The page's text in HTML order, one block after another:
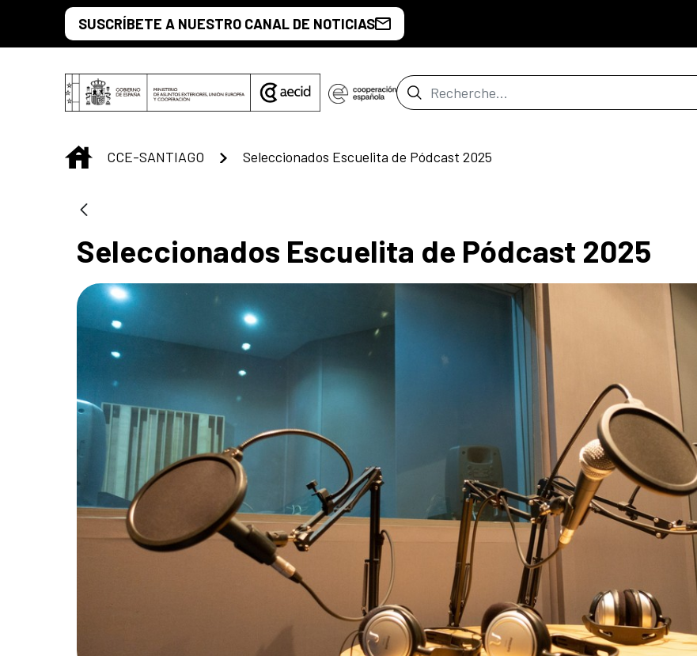
Saut au contenu principal
SUSCRÍBETE A NUESTRO CANAL DE NOTICIAS
Barre de recherche
INICIO
CCE-SANTIAGO Seleccionados Escuelita de Pódcast 2025
Seleccionados Escuelita de Pódcast 2025